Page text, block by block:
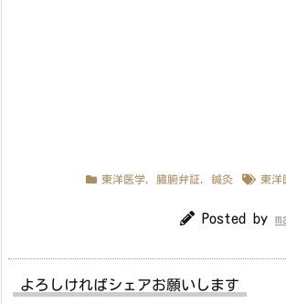
東洋医学 臓腑弁証 鍼灸 東洋
Posted by
よろしければシェアお願いします